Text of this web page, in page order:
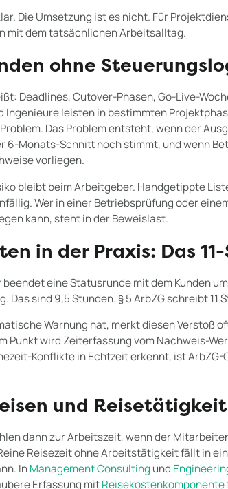
Die Umsetzung ist es nicht. Für
mit dem tatsächlichen Arbeitsalltag.
ohne
Deadlines, Cutover-Phasen, Go-Live-
Ingenieure leisten in bestimmten
Das Problem entsteht, wenn der
6-Monats-Schnitt noch stimmt, und wenn
vorliegen.
bleibt beim Arbeitgeber. Handgetippte
Wer in einer Betriebsprüfung oder
kann, steht in der Beweislast.
in der Praxis: Das
eine Statusrunde mit dem Kunden
Das sind 9,5 Stunden. § 5 ArbZG schreibt 11
Warnung hat, merkt diesen Verstoß
Punkt wird Zeiterfassung vom Nachweis-
Konflikte in Echtzeit erkennt, ist
und Reisetätigkeit
dann zur Arbeitszeit, wenn der
Reisezeit ohne Arbeitstätigkeit fällt in
InManagement Consulting und
Erfassung mitReisekostenkomponente